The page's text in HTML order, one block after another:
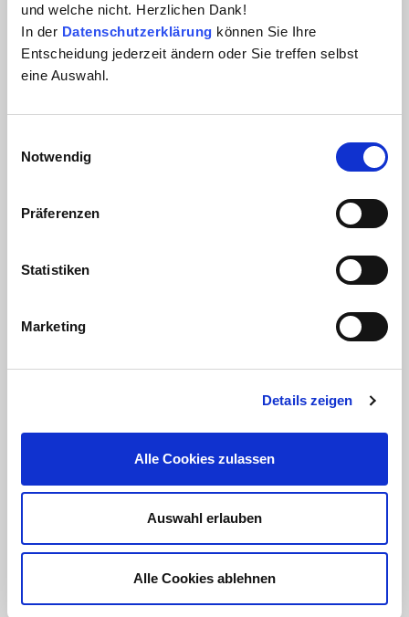
und welche nicht. Herzlichen Dank!
In der Datenschutzerklärung können Sie Ihre
Entscheidung jederzeit ändern oder Sie treffen selbst
eine Auswahl.
Notwendig
Präferenzen
Statistiken
Marketing
Details zeigen
Alle Cookies zulassen
Auswahl erlauben
Alle Cookies ablehnen
Position / Abteilung:
Straße / Nr.:
Straße / Nr.:
PLZ / Ort:
Telefon:
Telefon:
Erforderlich
Eine kleine Bitte in eigener Sache: Könntest du uns
mitteilen, wie du von uns erfahren hast?
Internet (Bing)
Durch eine Messe/Veranstaltung
Durch eine Empfehlung